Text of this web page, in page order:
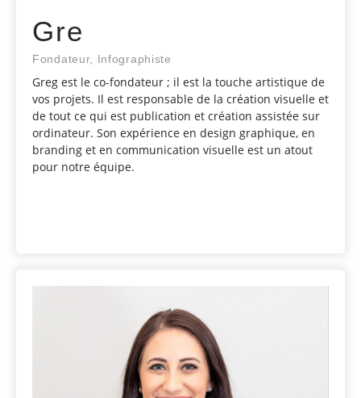
Gre
Fondateur, Infographiste
Greg est le co-fondateur ; il est la touche artistique de
vos projets. Il est responsable de la création visuelle et
de tout ce qui est publication et création assistée sur
ordinateur. Son expérience en design graphique, en
branding et en communication visuelle est un atout
pour notre équipe.